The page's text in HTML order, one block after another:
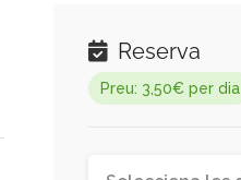
Reserva
Preu: 3,50€ per dia